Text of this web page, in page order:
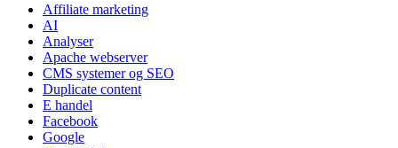
Affiliate marketing
AI
Analyser
Apache webserver
CMS systemer og SEO
Duplicate content
E handel
Facebook
Google